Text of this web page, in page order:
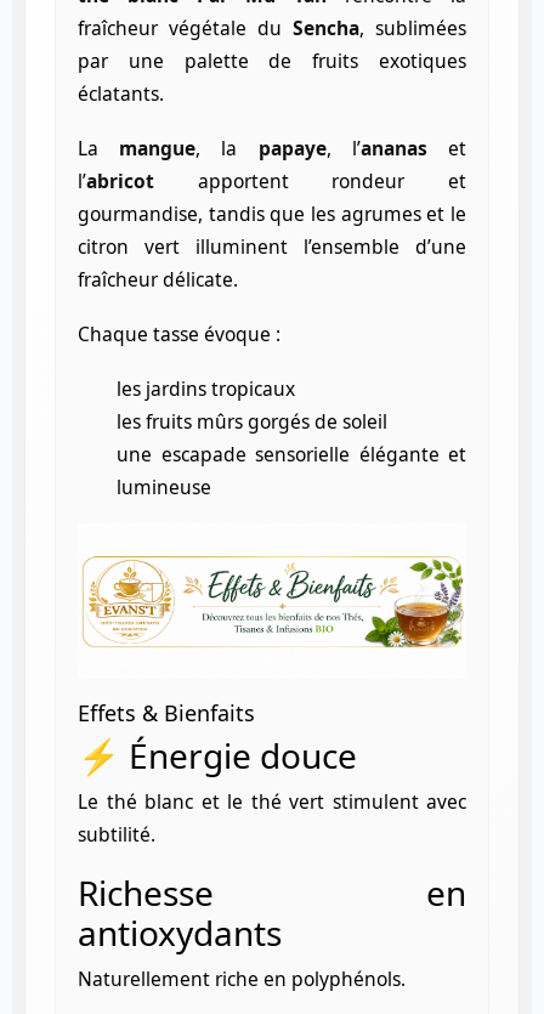
fraîcheur végétale du Sencha, sublimées
par une palette de fruits exotiques
éclatants.
La mangue, la papaye, l’ananas et
l’abricot apportent rondeur et
gourmandise, tandis que les agrumes et le
citron vert illuminent l’ensemble d’une
fraîcheur délicate.
Chaque tasse évoque :
les jardins tropicaux
les fruits mûrs gorgés de soleil
une escapade sensorielle élégante et
lumineuse
Effets & Bienfaits
⚡ Énergie douce
Le thé blanc et le thé vert stimulent avec
subtilité.
Richesse en
antioxydants
Naturellement riche en polyphénols.